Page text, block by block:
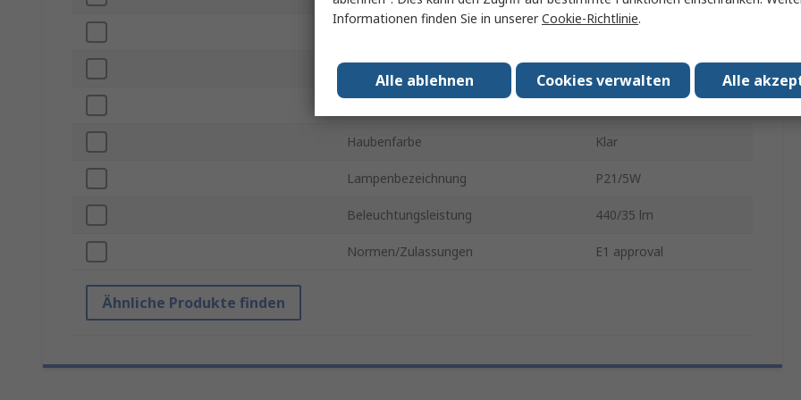
Haubenfarbe Klar
Lampenbezeichnung P21/5W
Beleuchtungsleistung 440/35 lm
Normen/Zulassungen E1 approval
Ähnliche Produkte finden
Informationen finden Sie in unsererCookie-Richtlinie.
Alle
Cookies verwalten
Alle ablehnen